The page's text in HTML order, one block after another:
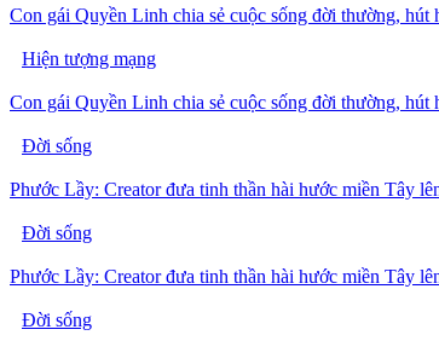
Con gái Quyền Linh chia sẻ cuộc sống đời thường, hút
Hiện tượng mạng
Con gái Quyền Linh chia sẻ cuộc sống đời thường, hút
Đời sống
Phước Lầy: Creator đưa tinh thần hài hước miền Tây
Đời sống
Phước Lầy: Creator đưa tinh thần hài hước miền Tây
Đời sống